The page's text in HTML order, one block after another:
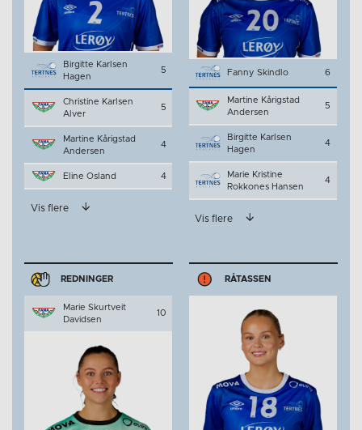
Birgitte Karlsen
Hagen
5
Christine Karlsen
Alver
5
Martine Kårigstad
Andersen
4
Eline Osland 4
Vis flere
Fanny Skindlo 6
Martine Kårigstad
Andersen
5
Birgitte Karlsen
Hagen
4
Marie Kristine
Rokkones Hansen
4
Vis flere
REDNINGER
Marie Skurtveit
Davidsen
10
RÅTASSEN